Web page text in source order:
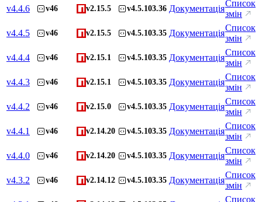
v4.4.6 v46 v2.15.5 v4.5.103.36 Документація
Список
змін
v4.4.5 v46 v2.15.5 v4.5.103.35 Документація
Список
змін
v4.4.4 v46 v2.15.1 v4.5.103.35 Документація
Список
змін
v4.4.3 v46 v2.15.1 v4.5.103.35 Документація
Список
змін
v4.4.2 v46 v2.15.0 v4.5.103.35 Документація
Список
змін
v4.4.1 v46 v2.14.20 v4.5.103.35 Документація
Список
змін
v4.4.0 v46 v2.14.20 v4.5.103.35 Документація
Список
змін
v4.3.2 v46 v2.14.12 v4.5.103.35 Документація
Список
змін
Список